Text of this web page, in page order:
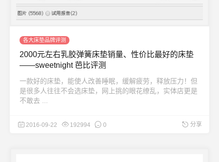
各大床垫品牌评测
2000元左右乳胶弹簧床垫销量、性价比最好的床垫
——sweetnight 芭比评测
一款好的床垫，能使人改善睡眠，缓解疲劳，释放压力！但
是很多人往往不会选床垫，网上挑的眼花缭乱，实体店更是
不敢去 ...
2016-09-22 192994 0 分享